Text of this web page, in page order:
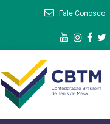
Fale Conosco